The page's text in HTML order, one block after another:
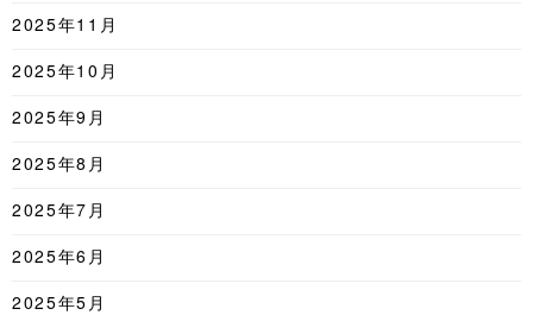
2025年11月
2025年10月
2025年9月
2025年8月
2025年7月
2025年6月
2025年5月